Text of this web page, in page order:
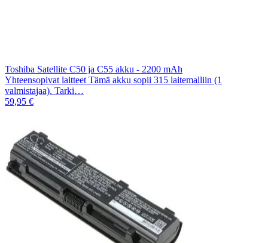
Toshiba Satellite C50 ja C55 akku - 2200 mAh
Yhteensopivat laitteet Tämä akku sopii 315 laitemalliin (1
valmistajaa). Tarki…
59,95 €